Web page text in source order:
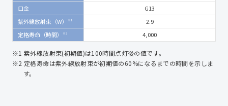
口金
G13
紫外線放射束（W）
※1
2.9
定格寿命（時間）
※2 4,000
※1 紫外線放射束(初期値)は100時間点灯後の値です。
※2 定格寿命は紫外線放射束が初期値の60%になるまでの時間を示しま
す。